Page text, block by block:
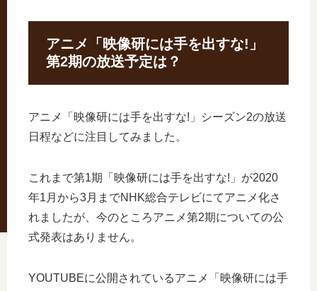
アニメ「映像研には手を出すな!」
第2期の放送予定は？
アニメ「映像研には手を出すな!」シーズン2の放送
日程などに注目してみました。
これまで第1期「映像研には手を出すな!」が2020
年1月から3月までNHK総合テレビにてアニメ化さ
れましたが、今のところアニメ第2期についての公
式発表はありません。
YOUTUBEに公開されているアニメ「映像研には手